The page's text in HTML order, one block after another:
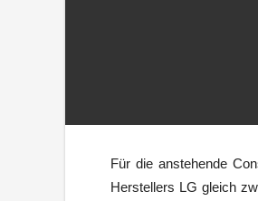
Für die anstehende
Herstellers LG gleich